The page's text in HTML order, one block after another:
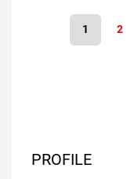
1 2
PROFILE